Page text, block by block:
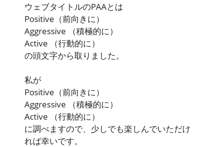
ウェブタイトルのPAAとは
Positive （前向きに）
Aggressive
（積極的に）
Active
（行動的に）
の頭文字から取りました。
私が
Positive （前向きに）
Aggressive
（積極的に）
Active
（行動的に）
に調べますので、少しでも楽しんでいただけ
れば幸いです。